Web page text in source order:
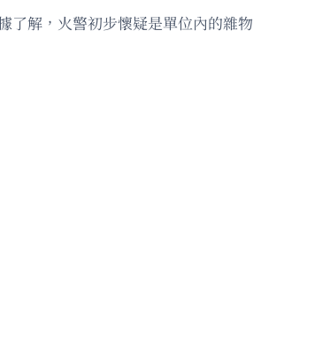
了解，火警初步懷疑是單位內的雜物